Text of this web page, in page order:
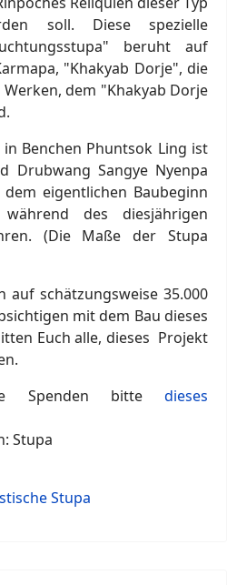
soll. Diese spezielle
beruht auf
"Khakyab Dorje", die
dem "Khakyab Dorje
Benchen Phuntsok Ling ist
Drubwang Sangye Nyenpa
eigentlichen Baubeginn
des diesjährigen
(Die Maße der Stupa
auf schätzungsweise 35.000
mit dem Bau dieses
Euch alle, dieses Projekt
Spenden bitte dieses
Stupa
Stupa